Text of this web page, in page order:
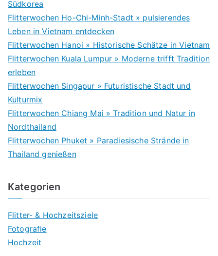
Südkorea
Flitterwochen Ho-Chi-Minh-Stadt » pulsierendes
Leben in Vietnam entdecken
Flitterwochen Hanoi » Historische Schätze in Vietnam
Flitterwochen Kuala Lumpur » Moderne trifft Tradition
erleben
Flitterwochen Singapur » Futuristische Stadt und
Kulturmix
Flitterwochen Chiang Mai » Tradition und Natur in
Nordthailand
Flitterwochen Phuket » Paradiesische Strände in
Thailand genießen
Kategorien
Flitter- & Hochzeitsziele
Fotografie
Hochzeit